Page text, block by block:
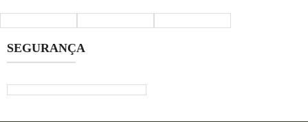
SEGURANÇA